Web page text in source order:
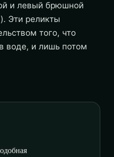
и левый брюшной
Эти реликты
того, что
воде, и лишь потом